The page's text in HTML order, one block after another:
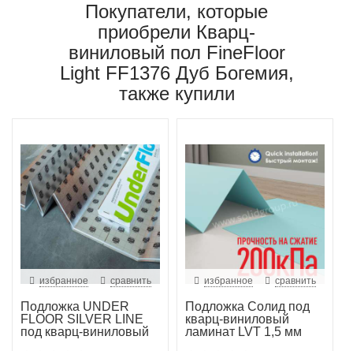
Покупатели, которые
приобрели Кварц-
виниловый пол FineFloor
Light FF1376 Дуб Богемия,
также купили
избранное сравнить
Подложка UNDER
FLOOR SILVER LINE
под кварц-виниловый
избранное сравнить
Подложка Солид под
кварц-виниловый
ламинат LVT 1,5 мм